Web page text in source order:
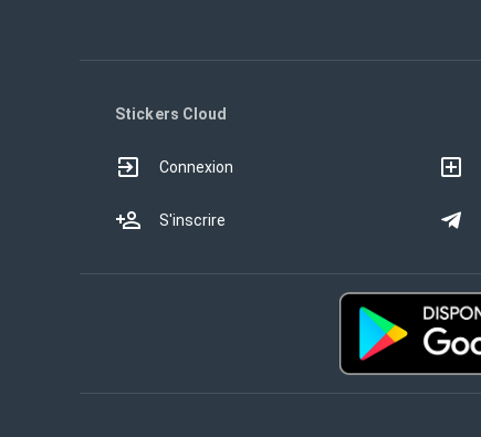
Stickers Cloud
Connexion
S'inscrire